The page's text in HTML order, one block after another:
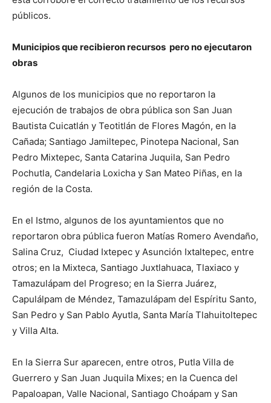
públicos.
Municipios que recibieron recursos pero no ejecutaron
obras
Algunos de los municipios que no reportaron la
ejecución de trabajos de obra pública son San Juan
Bautista Cuicatlán y Teotitlán de Flores Magón, en la
Cañada; Santiago Jamiltepec, Pinotepa Nacional, San
Pedro Mixtepec, Santa Catarina Juquila, San Pedro
Pochutla, Candelaria Loxicha y San Mateo Piñas, en la
región de la Costa.
En el Istmo, algunos de los ayuntamientos que no
reportaron obra pública fueron Matías Romero Avendaño,
Salina Cruz, Ciudad Ixtepec y Asunción Ixtaltepec, entre
otros; en la Mixteca, Santiago Juxtlahuaca, Tlaxiaco y
Tamazulápam del Progreso; en la Sierra Juárez,
Capulálpam de Méndez, Tamazulápam del Espíritu Santo,
San Pedro y San Pablo Ayutla, Santa María Tlahuitoltepec
y Villa Alta.
En la Sierra Sur aparecen, entre otros, Putla Villa de
Guerrero y San Juan Juquila Mixes; en la Cuenca del
Papaloapan, Valle Nacional, Santiago Choápam y San